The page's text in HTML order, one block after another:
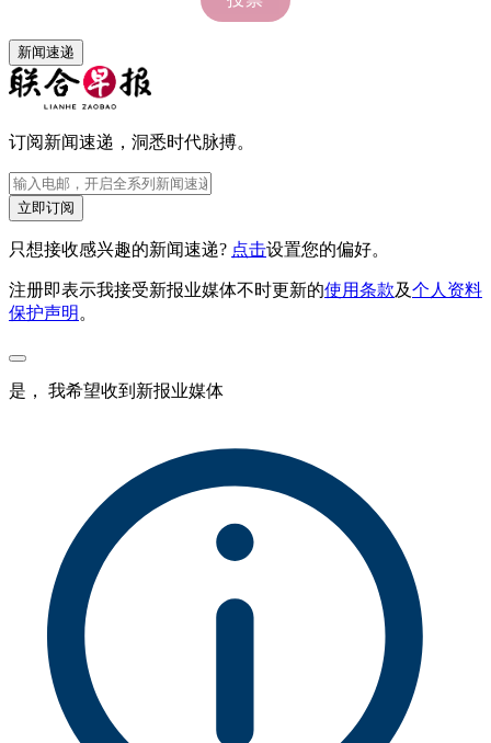
新闻速递
订阅新闻速递，洞悉时代脉搏。
立即订阅
只想接收感兴趣的新闻速递? 点击设置您的偏好。
注册即表示我接受新报业媒体不时更新的使用条款及个人资料
保护声明 。
是， 我希望收到新报业媒体